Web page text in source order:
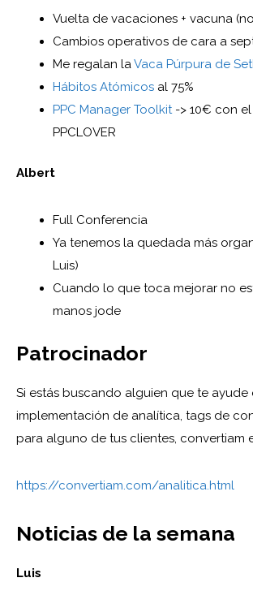
Vuelta de vacaciones + vacuna
Cambios operativos de cara a
Me regalan laVaca Púrpura de
Hábitos Atómicos al 75%
PPC Manager Toolkit-> 10€ con
PPCLOVER
Albert
Full Conferencia
Ya tenemos la quedada más
Luis)
Cuando lo que toca mejorar no
manos jode
Patrocinador
Si estás buscando alguien que te ayude
implementación de analítica, tags de
para alguno de tus clientes, convertiam
https://convertiam.com/analitica.html
Noticias de la semana
Luis